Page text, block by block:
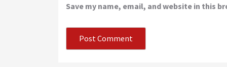
Save my name, email, and website in this